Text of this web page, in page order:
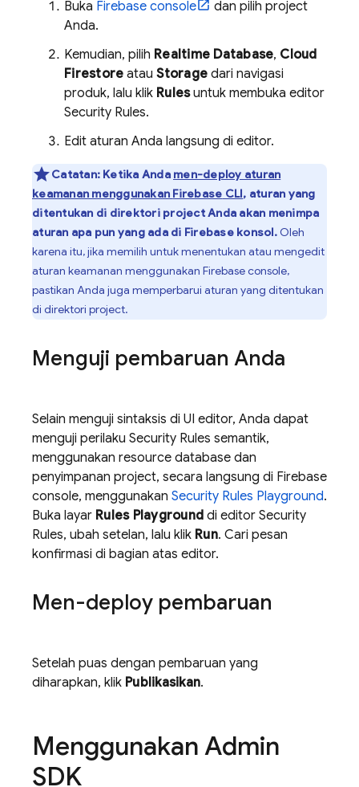
Buka Firebase console
dan pilih project
Anda.
Kemudian, pilih Realtime Database, Cloud
Firestore atauStorage dari navigasi
produk, lalu klik Rulesuntuk membuka editor
Security Rules.
Edit aturan Anda langsung di editor.
Catatan: Ketika Anda men-deploy aturan
keamanan menggunakan Firebase CLI, aturan yang
ditentukan di direktori project Anda akan menimpa
aturan apa pun yang ada di Firebasekonsol.Oleh
karena itu, jika memilih untuk menentukan atau mengedit
aturan keamanan menggunakan Firebaseconsole,
pastikan Anda juga memperbarui aturan yang ditentukan
di direktori project.
Menguji pembaruan Anda
Selain menguji sintaksis di UI editor, Anda dapat
menguji perilaku Security Rules semantik,
menggunakan resource database dan
penyimpanan project, secara langsung di Firebase
console, menggunakan Security Rules Playground.
Buka layar Rules Playground di editor Security
Rules, ubah setelan, lalu klik Run. Cari pesan
konfirmasi di bagian atas editor.
Men-deploy pembaruan
Setelah puas dengan pembaruan yang
diharapkan, klik Publikasikan.
Menggunakan Admin
SDK